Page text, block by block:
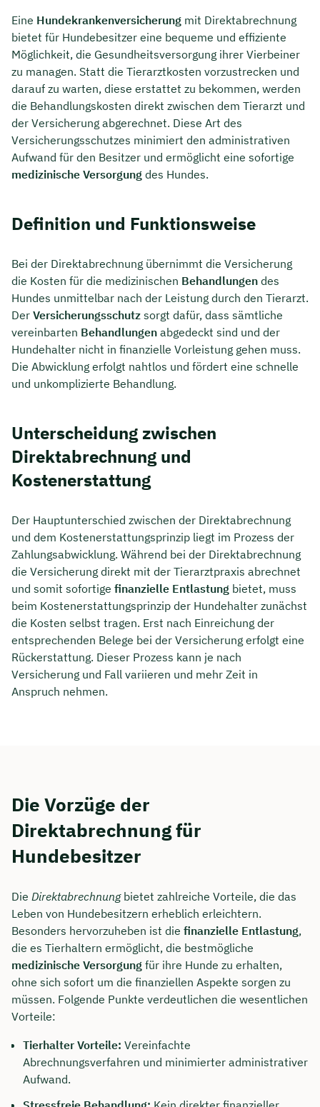
Eine Hundekrankenversicherung mit Direktabrechnung
bietet für Hundebesitzer eine bequeme und effiziente
Möglichkeit, die Gesundheitsversorgung ihrer Vierbeiner
zu managen. Statt die Tierarztkosten vorzustrecken und
darauf zu warten, diese erstattet zu bekommen, werden
die Behandlungskosten direkt zwischen dem Tierarzt und
der Versicherung abgerechnet. Diese Art des
Versicherungsschutzes minimiert den administrativen
Aufwand für den Besitzer und ermöglicht eine sofortige
medizinische Versorgung des Hundes.
Definition und Funktionsweise
Bei der Direktabrechnung übernimmt die Versicherung
die Kosten für die medizinischen Behandlungen des
Hundes unmittelbar nach der Leistung durch den Tierarzt.
Der Versicherungsschutz sorgt dafür, dass sämtliche
vereinbarten Behandlungen abgedeckt sind und der
Hundehalter nicht in finanzielle Vorleistung gehen muss.
Die Abwicklung erfolgt nahtlos und fördert eine schnelle
und unkomplizierte Behandlung.
Unterscheidung zwischen
Direktabrechnung und
Kostenerstattung
Der Hauptunterschied zwischen der Direktabrechnung
und dem Kostenerstattungsprinzip liegt im Prozess der
Zahlungsabwicklung. Während bei der Direktabrechnung
die Versicherung direkt mit der Tierarztpraxis abrechnet
und somit sofortige finanzielle Entlastung bietet, muss
beim Kostenerstattungsprinzip der Hundehalter zunächst
die Kosten selbst tragen. Erst nach Einreichung der
entsprechenden Belege bei der Versicherung erfolgt eine
Rückerstattung. Dieser Prozess kann je nach
Versicherung und Fall variieren und mehr Zeit in
Anspruch nehmen.
Die Vorzüge der
Direktabrechnung für
Hundebesitzer
Die Direktabrechnungbietet zahlreiche Vorteile, die das
Leben von Hundebesitzern erheblich erleichtern.
Besonders hervorzuheben ist die finanzielle Entlastung,
die es Tierhaltern ermöglicht, die bestmögliche
medizinische Versorgung für ihre Hunde zu erhalten,
ohne sich sofort um die finanziellen Aspekte sorgen zu
müssen. Folgende Punkte verdeutlichen die wesentlichen
Vorteile:
Tierhalter Vorteile: Vereinfachte
Abrechnungsverfahren und minimierter administrativer
Aufwand.
Jetzt persönliches
Beratungsgespräch mit Jonas
Ubben sichern 🤝
Wir beraten dich Montag bis Freitag von 8 bis